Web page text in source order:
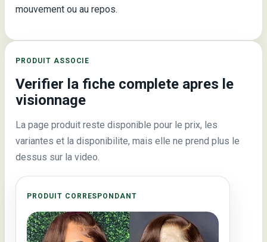
mouvement ou au repos.
PRODUIT ASSOCIE
Verifier la fiche complete apres le
visionnage
La page produit reste disponible pour le prix, les
variantes et la disponibilite, mais elle ne prend plus le
dessus sur la video.
PRODUIT CORRESPONDANT